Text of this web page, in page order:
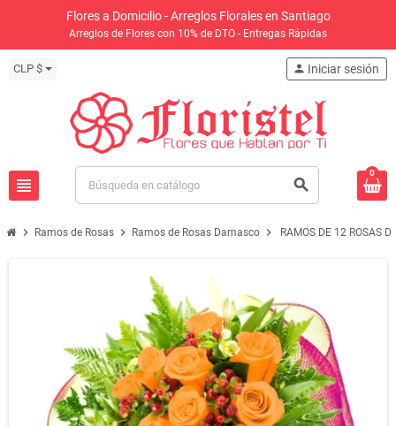
Flores a Domicilio - Arreglos Florales en Santiago
Arreglos de Flores con 10% de DTO - Entregas Rápidas
CLP $
view_headline search
person Iniciar sesión
0
chevron_right Ramos de Rosas chevron_right Ramos de Rosas Damasco chevron_right RAMOS DE 12 ROSAS